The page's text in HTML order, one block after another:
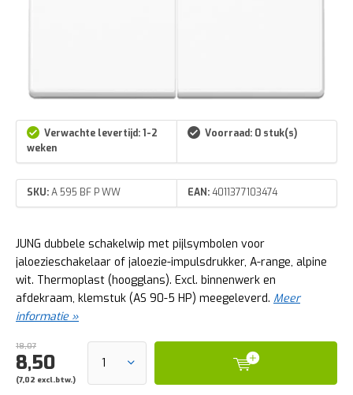
Verwachte levertijd: 1-2
weken
Voorraad: 0 stuk(s)
SKU:A 595 BF P WW EAN:4011377103474
JUNG dubbele schakelwip met pijlsymbolen voor
jaloezieschakelaar of jaloezie-impulsdrukker, A-range, alpine
wit. Thermoplast (hoogglans). Excl. binnenwerk en
afdekraam, klemstuk (AS 90-5 HP) meegeleverd. Meer
informatie »
18,07
8,50
(7,02 excl.btw.)